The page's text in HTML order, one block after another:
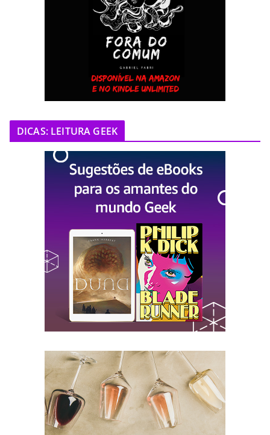
DICAS: LEITURA GEEK